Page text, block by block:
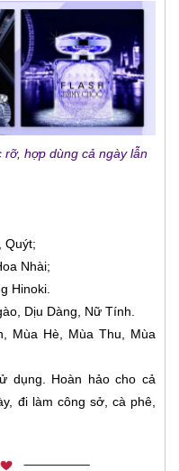
hợp dùng cả ngày lẫn
Quýt;
Nhài;
Hinoki.
Dịu Dàng, Nữ Tính.
Mùa Hè, Mùa Thu, Mùa
dụng. Hoàn hảo cho cả
đi làm công sở, cà phê,